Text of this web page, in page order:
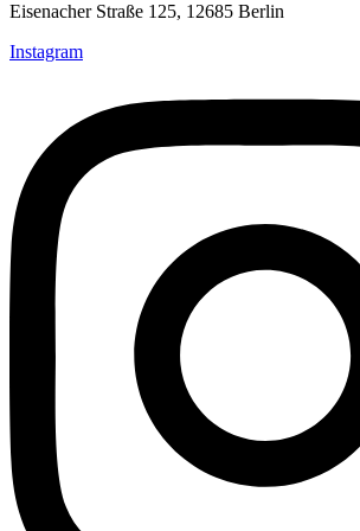
Eisenacher Straße 125, 12685 Berlin
Instagram